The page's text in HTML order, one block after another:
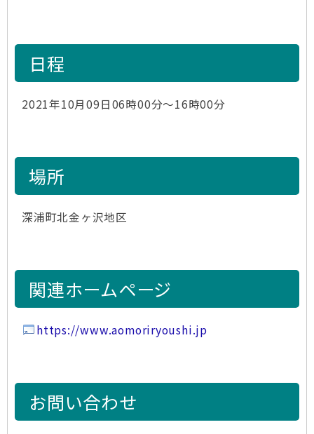
日程
2021年10月09日06時00分～16時00分
場所
深浦町北金ヶ沢地区
関連ホームページ
https://www.aomoriryoushi.jp
お問い合わせ